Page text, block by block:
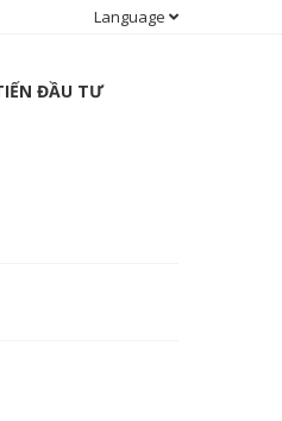
Language
ĐẦU TƯ